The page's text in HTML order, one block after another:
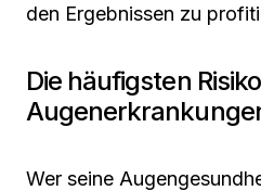
den Ergebnissen zu
Die häufigsten
Wer seine